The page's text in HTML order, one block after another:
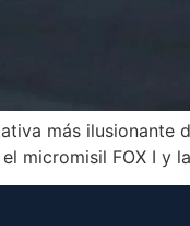
más
micromisil FOX I y